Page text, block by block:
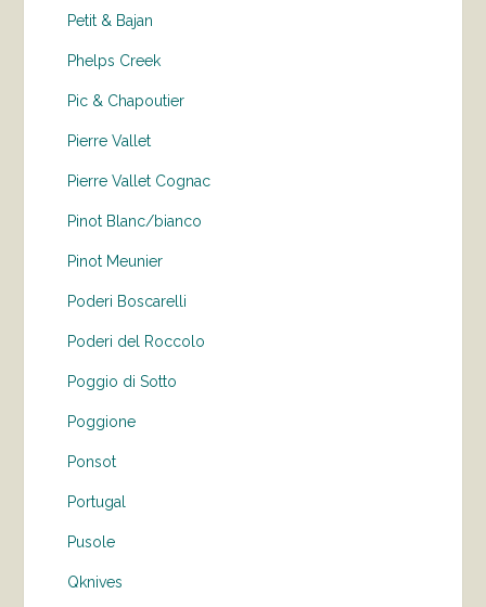
Petit & Bajan
Phelps Creek
Pic & Chapoutier
Pierre Vallet
Pierre Vallet Cognac
Pinot Blanc/bianco
Pinot Meunier
Poderi Boscarelli
Poderi del Roccolo
Poggio di Sotto
Poggione
Ponsot
Portugal
Pusole
Qknives